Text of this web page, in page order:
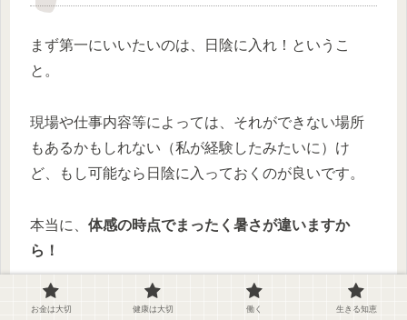
まず第一にいいたいのは、日陰に入れ！というこ
と。
現場や仕事内容等によっては、それができない場所
もあるかもしれない（私が経験したみたいに）け
ど、もし可能なら日陰に入っておくのが良いです。
本当に、 体感の時点でまったく暑さが違いますか
ら！
お金は大切 健康は大切 働く 生きる知恵